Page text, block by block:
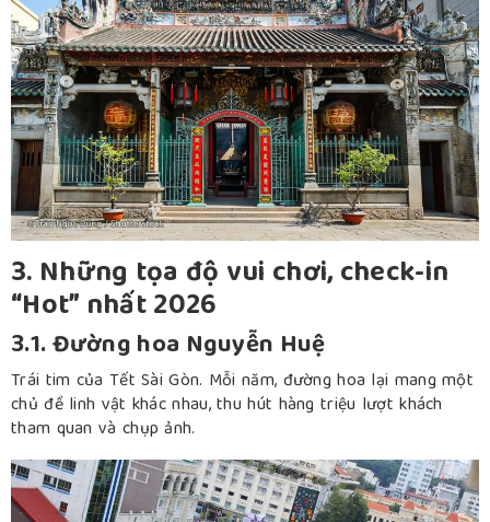
3. Những tọa độ vui chơi, check-in
“Hot” nhất 2026
3.1. Đường hoa Nguyễn Huệ
Trái tim của Tết Sài Gòn. Mỗi năm, đường hoa lại mang một
chủ đề linh vật khác nhau, thu hút hàng triệu lượt khách
tham quan và chụp ảnh.